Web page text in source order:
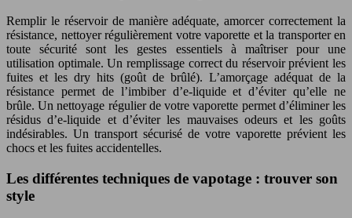
Remplir le réservoir de manière adéquate, amorcer correctement la
résistance, nettoyer régulièrement votre vaporette et la transporter en
toute sécurité sont les gestes essentiels à maîtriser pour une
utilisation optimale. Un remplissage correct du réservoir prévient les
fuites et les dry hits (goût de brûlé). L’amorçage adéquat de la
résistance permet de l’imbiber d’e-liquide et d’éviter qu’elle ne
brûle. Un nettoyage régulier de votre vaporette permet d’éliminer les
résidus d’e-liquide et d’éviter les mauvaises odeurs et les goûts
indésirables. Un transport sécurisé de votre vaporette prévient les
chocs et les fuites accidentelles.
Les différentes techniques de vapotage : trouver son
style